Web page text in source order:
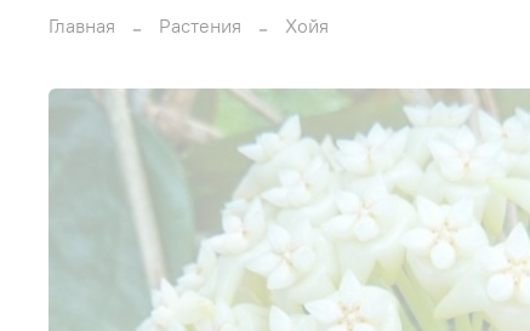
Главная Растения Хойя